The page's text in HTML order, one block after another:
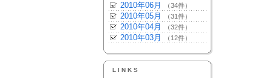
2010年06月 （34件）
2010年05月 （31件）
2010年04月 （32件）
2010年03月 （12件）
LINKS